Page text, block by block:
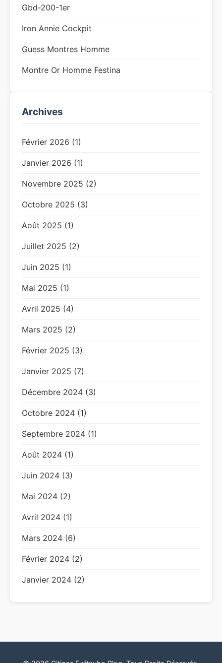
Gbd-200-1er
Iron Annie Cockpit
Guess Montres Homme
Montre Or Homme Festina
Archives
Février 2026 (1)
Janvier 2026 (1)
Novembre 2025 (2)
Octobre 2025 (3)
Août 2025 (1)
Juillet 2025 (2)
Juin 2025 (1)
Mai 2025 (1)
Avril 2025 (4)
Mars 2025 (2)
Février 2025 (3)
Janvier 2025 (7)
Décembre 2024 (3)
Octobre 2024 (1)
Septembre 2024 (1)
Août 2024 (1)
Juin 2024 (3)
Mai 2024 (2)
Avril 2024 (1)
Mars 2024 (6)
Février 2024 (2)
Janvier 2024 (2)